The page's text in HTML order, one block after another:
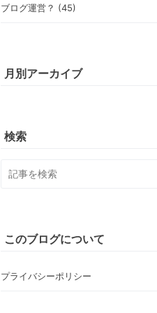
ブログ運営？ (45)
月別アーカイブ
検索
このブログについて
プライバシーポリシー